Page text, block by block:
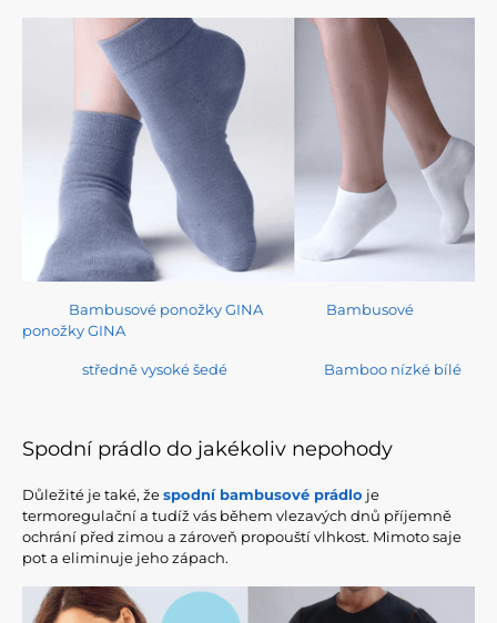
Bambusové ponožky GINA
Bambusové
ponožky GINA
středně vysoké šedé Bamboo nízké bílé
Spodní prádlo do jakékoliv nepohody
Důležité je také, žespodní bambusové prádlo je
termoregulační a tudíž vás během vlezavých dnů příjemně
ochrání před zimou a zároveň propouští vlhkost. Mimoto saje
pot a eliminuje jeho zápach.